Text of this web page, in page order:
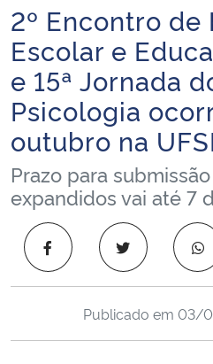
Ministério da Infraestrutura
Ministério da Agricultura, Pecuária e
Ministério da Educação
Ministério da Cidadania
Ministério da Saúde
Ministério de Minas e Energia
Ministério da Ciência, Tecnologia,
Ministério do Meio Ambiente
Início do conteúdo
2º Encontro de
Escolar e
e 15ª Jornada
Psicologia
outubro na
Prazo para
expandidos vai até 7
Publicado em 03/